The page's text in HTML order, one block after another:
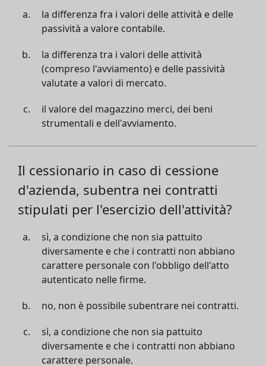
la differenza fra i valori delle attività e delle
passività a valore contabile.
la differenza tra i valori delle attività
(compreso l'avviamento) e delle passività
valutate a valori di mercato.
il valore del magazzino merci, dei beni
strumentali e dell'avviamento.
Il cessionario in caso di cessione
d'azienda, subentra nei contratti
stipulati per l'esercizio dell'attività?
sì, a condizione che non sia pattuito
diversamente e che i contratti non abbiano
carattere personale con l'obbligo dell'atto
autenticato nelle firme.
no, non è possibile subentrare nei contratti.
sì, a condizione che non sia pattuito
diversamente e che i contratti non abbiano
carattere personale.